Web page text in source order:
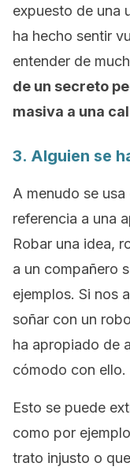
expuesto de una
ha hecho sentir
entender de
de un secreto
masiva a una
3. Alguien se
A menudo se usa
referencia a una
Robar una idea,
a un compañero
ejemplos. Si nos
soñar con un
ha apropiado de
cómodo con ello.
Esto se puede
como por
trato injusto o